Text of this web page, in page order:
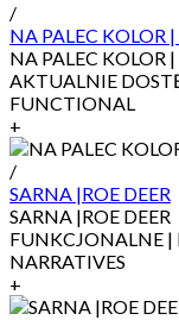
/
NA PALEC KOLOR
NA PALEC KOLOR
AKTUALNIE
FUNCTIONAL
+
/
SARNA |ROE DEER
SARNA |ROE DEER
FUNKCJONALNE |
NARRATIVES
+